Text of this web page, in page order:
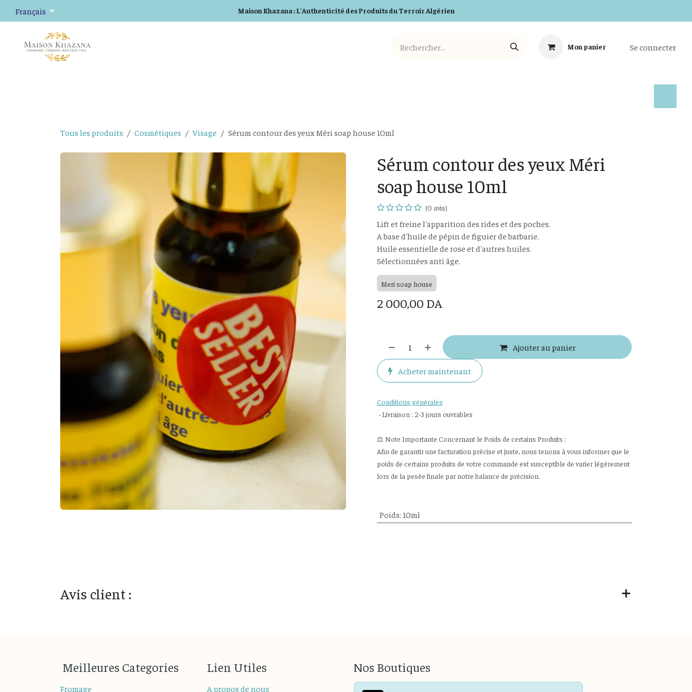
Français Maison Khazana : L'Authenticité des Produits du Terroir Algérien
Mon panier Se connecter
Tous les produits Cosmétiques Visage Sérum contour des yeux Méri soap house 10ml
Sérum contour des yeux Méri
soap house 10ml
(0 avis)
Lift et freine l'apparition des rides et des poches.
A base d'huile de pépin de figuier de barbarie.
Huile essentielle de rose et d'autres huiles.
Sélectionnées anti âge.
Meri soap house
2 000,00 DA
Ajouter au panier
Acheter maintenant
Conditions générales
- Livraison : 2-3 jours ouvrables
⚖️ Note Importante Concernant le Poids de certains Produits :
Afin de garantir une facturation précise et juste, nous tenons à vous informer que le
poids de certains produits de votre commande est susceptible de varier légèrement
lors de la pesée finale par notre balance de précision.
Poids: 10ml
Avis client :
Meilleures Categories
Fromage
Lien Utiles
A propos de nous
Nos Boutiques